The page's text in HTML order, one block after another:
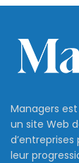
Managers
un site Web
leur